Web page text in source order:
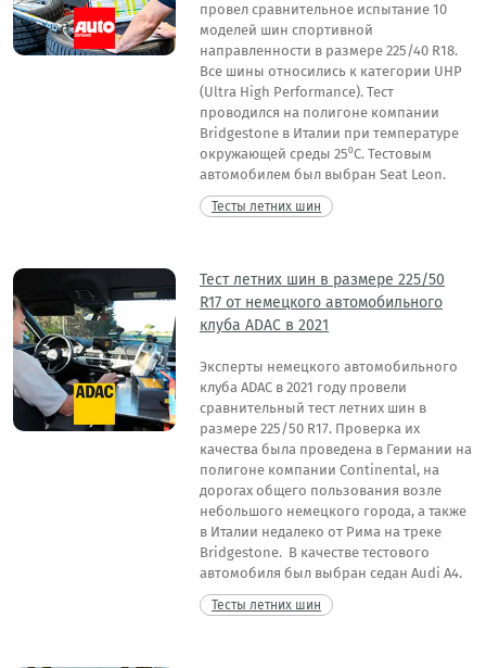
провел сравнительное испытание 10
моделей шин спортивной
направленности в размере 225/40 R18.
Все шины относились к категории UHP
(Ultra High Performance). Тест
проводился на полигоне компании
Bridgestone в Италии при температуре
окружающей среды 25⁰C. Тестовым
автомобилем был выбран Seat Leon.
Тесты летних шин
Тест летних шин в размере 225/50
R17 от немецкого автомобильного
клуба ADAС в 2021
Эксперты немецкого автомобильного
клуба ADAС в 2021 году провели
сравнительный тест летних шин в
размере 225/50 R17. Проверка их
качества была проведена в Германии на
полигоне компании Continental, на
дорогах общего пользования возле
небольшого немецкого города, а также
в Италии недалеко от Рима на треке
Bridgestone. В качестве тестового
автомобиля был выбран седан Audi A4.
Тесты летних шин